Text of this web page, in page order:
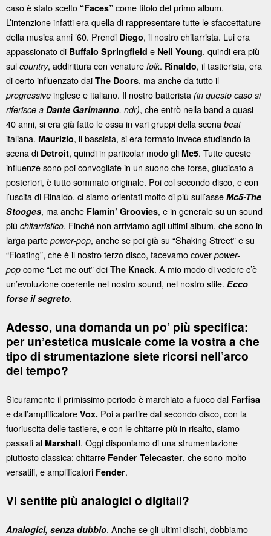
caso è stato scelto “Faces” come titolo del primo album.
L’intenzione infatti era quella di rappresentare tutte le sfaccettature
della musica anni ’60. Prendi Diego, il nostro chitarrista. Lui era
appassionato di Buffalo Springfield e Neil Young, quindi era più
sul country, addirittura con venature folk. Rinaldo, il tastierista, era
di certo influenzato dai The Doors, ma anche da tutto il
progressive inglese e italiano. Il nostro batterista (in questo caso si
riferisce a Dante Garimanno, ndr), che entrò nella band a quasi
40 anni, si era già fatto le ossa in vari gruppi della scena beat
italiana. Maurizio, il bassista, si era formato invece studiando la
scena di Detroit, quindi in particolar modo gli Mc5. Tutte queste
influenze sono poi convogliate in un suono che forse, giudicato a
posteriori, è tutto sommato originale. Poi col secondo disco, e con
l’uscita di Rinaldo, ci siamo orientati molto di più sull’asse Mc5-The
Stooges, ma anche Flamin’ Groovies, e in generale su un sound
più chitarristico. Finché non arriviamo agli ultimi album, che sono in
larga parte power-pop, anche se poi già su “Shaking Street” e su
“Floating”, che è il nostro terzo disco, facevamo cover power-
pop come “Let me out” dei The Knack. A mio modo di vedere c’è
un’evoluzione coerente nel nostro sound, nel nostro stile. Ecco
forse il segreto.
Adesso, una domanda un po’ più specifica:
per un’estetica musicale come la vostra a che
tipo di strumentazione siete ricorsi nell’arco
del tempo?
Sicuramente il primissimo periodo è marchiato a fuoco dal Farfisa
e dall’amplificatore Vox. Poi a partire dal secondo disco, con la
fuoriuscita delle tastiere, e con le chitarre più in risalto, siamo
passati al Marshall. Oggi disponiamo di una strumentazione
piuttosto classica: chitarre Fender Telecaster, che sono molto
versatili, e amplificatori Fender.
Vi sentite più analogici o digitali?
Analogici, senza dubbio. Anche se gli ultimi dischi, dobbiamo